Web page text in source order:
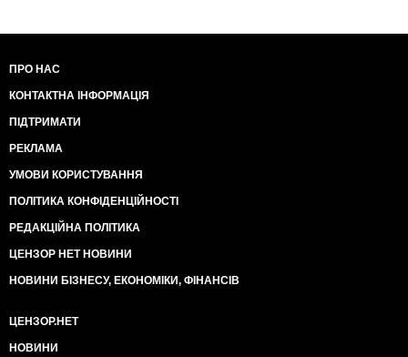
ПРО НАС
КОНТАКТНА ІНФОРМАЦІЯ
ПІДТРИМАТИ
РЕКЛАМА
УМОВИ КОРИСТУВАННЯ
ПОЛІТИКА КОНФІДЕНЦІЙНОСТІ
РЕДАКЦІЙНА ПОЛІТИКА
ЦЕНЗОР НЕТ НОВИНИ
НОВИНИ БІЗНЕСУ, ЕКОНОМІКИ, ФІНАНСІВ
ЦЕНЗОР.НЕТ
НОВИНИ